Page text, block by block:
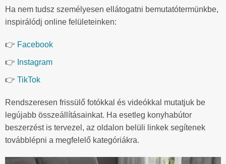
Ha nem tudsz személyesen ellátogatni bemutatótermünkbe,
inspirálódj online felületeinken:
👉 Facebook
👉 Instagram
👉 TikTok
Rendszeresen frissülő fotókkal és videókkal mutatjuk be
legújabb összeállításainkat. Ha esetleg konyhabútor
beszerzést is tervezel, az oldalon belüli linkek segítenek
továbblépni a megfelelő kategóriákra.